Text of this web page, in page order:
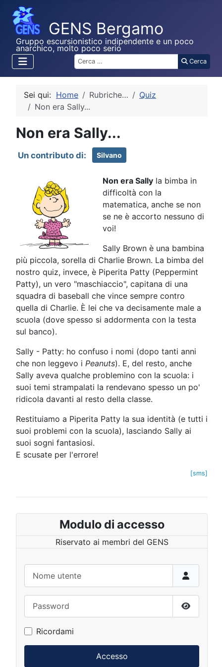
Gruppo escursionistico indipendente e un poco
anarchico, molto poco serio
Cerca
Cerca
Sei qui: Home Rubriche…
Quiz
Non era Sally...
Non era Sally...
Silvano
Non era Sally la bimba in
difficoltà con la
matematica, anche se non
se ne è accorto nessuno di
voi!
Sally Brown è una bambina
più piccola, sorella di Charlie Brown. La bimba del
nostro quiz, invece, è Piperita Patty (Peppermint
Patty), un vero "maschiaccio", capitana di una
squadra di baseball che vince sempre contro
quella di Charlie. È lei che va decisamente male a
scuola (dove spesso si addormenta con la testa
sul banco).
Sally - Patty: ho confuso i nomi (dopo tanti anni
che non leggevo i Peanuts). E, del resto, anche
Sally aveva qualche problemino con la scuola: i
suoi temi strampalati la rendevano spesso un po'
ridicola davanti al resto della classe.
Restituiamo a Piperita Patty la sua identità (e tutti i
suoi problemi con la scuola), lasciando Sally ai
suoi sogni fantasiosi.
E scusate per l'errore!
[sms]
Modulo di accesso
Riservato ai membri del GENS
Mostra
Ricordami
Accesso